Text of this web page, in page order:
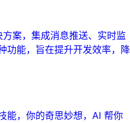
案，集成消息推送、实时监
功能，旨在提升开发效率，降
能，你的奇思妙想，AI 帮你